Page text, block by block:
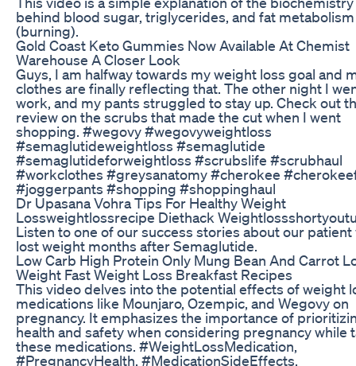
behind blood sugar, triglycerides, and fat metabolism
(burning).
Gold Coast Keto Gummies Now Available At Chemist
Warehouse A Closer Look
Guys, I am halfway towards my weight loss goal and
clothes are finally reflecting that. The other night I
work, and my pants struggled to stay up. Check out
review on the scrubs that made the cut when I went
shopping. #wegovy #wegovyweightloss
#semaglutideweightloss #semaglutide
#semaglutideforweightloss #scrubslife #scrubhaul
#workclothes #greysanatomy #cherokee
#joggerpants #shopping #shoppinghaul
Dr Upasana Vohra Tips For Healthy Weight
Lossweightlossrecipe Diethack
Listen to one of our success stories about our patient
lost weight months after Semaglutide.
Low Carb High Protein Only Mung Bean And Carrot
Weight Fast Weight Loss Breakfast Recipes
This video delves into the potential effects of weight
medications like Mounjaro, Ozempic, and Wegovy on
pregnancy. It emphasizes the importance of
health and safety when considering pregnancy while
these medications. #WeightLossMedication,
#PregnancyHealth, #MedicationSideEffects,